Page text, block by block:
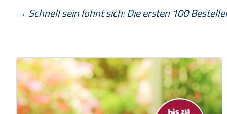
→ Schnell sein lohnt sich:Die ersten 100
Sommer-Probemonat
montags bis samstags lesen
druckfrisch im Briefkasten